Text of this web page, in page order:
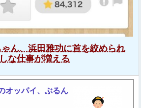
ゃん、浜田雅功に首を絞められ
な仕事が増える
オッパイ、ぶるん